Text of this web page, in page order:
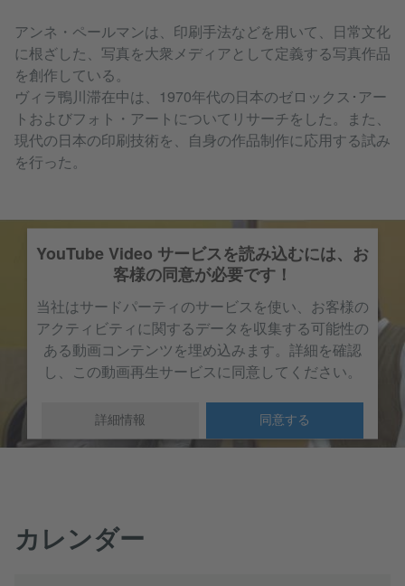
アンネ・ペールマンは、印刷手法などを用いて、日常文化
に根ざした、写真を大衆メディアとして定義する写真作品
を創作している。
ヴィラ鴨川滞在中は、1970年代の日本のゼロックス･アー
トおよびフォト・アートについてリサーチをした。また、
現代の日本の印刷技術を、自身の作品制作に応用する試み
を行った。
YouTube Video サービスを読み込むには、お
客様の同意が必要です！
当社はサードパーティのサービスを使い、お客様の
アクティビティに関するデータを収集する可能性の
ある動画コンテンツを埋め込みます。詳細を確認
し、この動画再生サービスに同意してください。
詳細情報 同意する
カレンダー